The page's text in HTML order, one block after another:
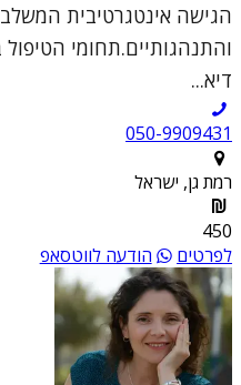
הגישה אינטגרטיבית
והתנהגותיים.תחומי
דיא...
050-9909431
רמת גן, ישראל
450
לפרטים
הודעה לווטסאפ